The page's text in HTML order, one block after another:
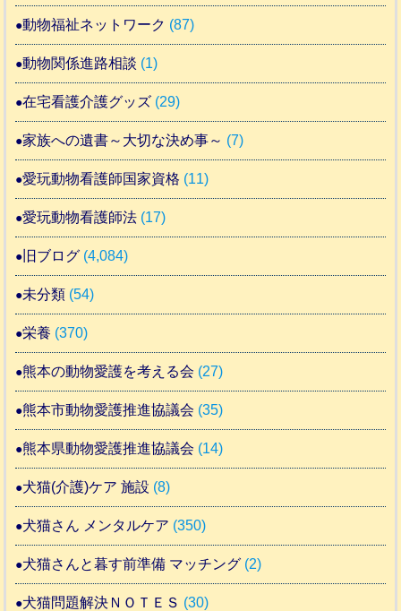
動物福祉ネットワーク (87)
動物関係進路相談 (1)
在宅看護介護グッズ (29)
家族への遺書～大切な決め事～ (7)
愛玩動物看護師国家資格 (11)
愛玩動物看護師法 (17)
旧ブログ (4,084)
未分類 (54)
栄養 (370)
熊本の動物愛護を考える会 (27)
熊本市動物愛護推進協議会 (35)
熊本県動物愛護推進協議会 (14)
犬猫(介護)ケア 施設 (8)
犬猫さん メンタルケア (350)
犬猫さんと暮す前準備 マッチング (2)
犬猫問題解決ＮＯＴＥＳ (30)